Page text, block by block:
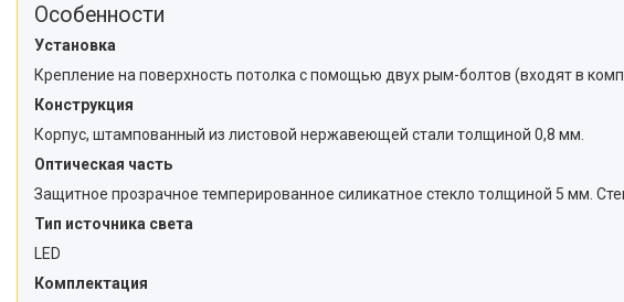
Особенности
Установка
Крепление на поверхность потолка с помощью двух рым-болтов (входят в
Конструкция
Корпус, штампованный из листовой нержавеющей стали толщиной 0,8 мм.
Оптическая часть
Защитное прозрачное темперированное силикатное стекло толщиной 5 мм.
Тип источника света
LED
Комплектация